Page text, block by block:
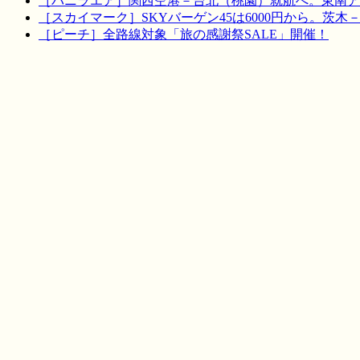
［スカイマーク］SKYバーゲン45は6000円から。茨木
［ピーチ］全路線対象「旅の感謝祭SALE」開催！